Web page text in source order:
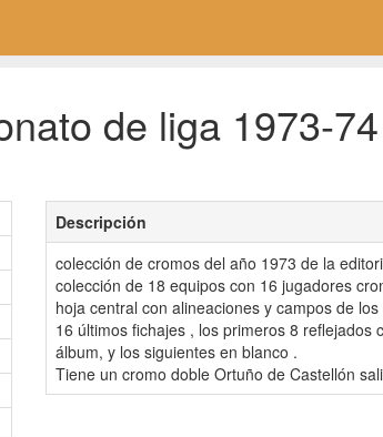
de liga 1973-
Descripción
colección de cromos del año 1973 de la
colección de 18 equipos con 16 jugadores
hoja central con alineaciones y campos de
16 últimos fichajes , los primeros 8 reflejados
álbum, y los siguientes en blanco .
Tiene un cromo doble Ortuño de Castellón